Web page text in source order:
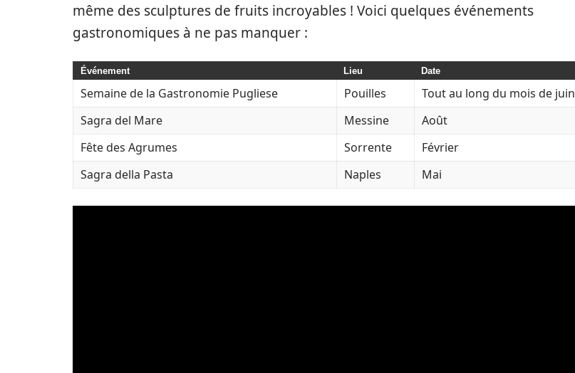
même des sculptures de fruits incroyables ! Voici quelques événements
gastronomiques à ne pas manquer :
Événement Lieu Date
Semaine de la Gastronomie Pugliese Pouilles
Tout au long du mois de juin
Sagra del Mare
Messine
Août
Fête des Agrumes
Sorrente
Février
Sagra della Pasta
Naples Mai